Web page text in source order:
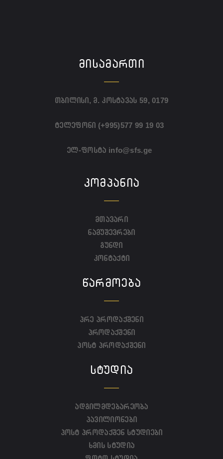
ᲛᲘᲡᲐᲛᲐᲠᲗᲘ
თბილისი, მ. კოსტავას 59, 0179
ტელეფონი (+995)577 99 19 03
ელ-ფოსტა info@sfs.ge
ᲙᲝᲛᲞᲐᲜᲘᲐ
მთავარი
ნამუშევრები
გუნდი
კონტაქტი
ᲬᲐᲠᲛᲝᲔᲑᲐ
პრე პროდაქშენი
პროდაქშენი
პოსტ პროდაქშენი
ᲡᲢᲣᲓᲘᲐ
ადგილმდებარეობა
პავილიონები
პოსტ პროდაქშენ სტუდიები
ხმის სტუდია